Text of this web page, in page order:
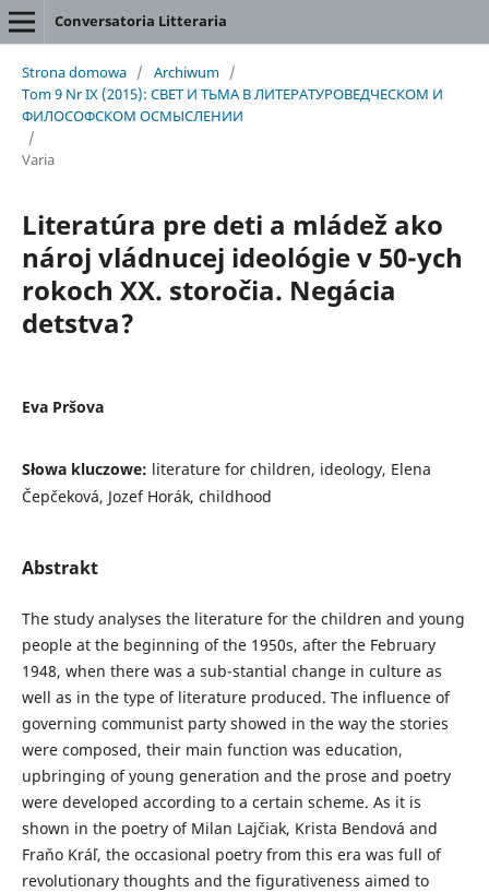
Conversatoria Litteraria
Strona domowa / Archiwum /
Tom 9 Nr IX (2015): СВЕТ И ТЬМА В ЛИТЕРАТУРОВЕДЧЕСКОМ И
ФИЛОСОФСКОМ ОСМЫСЛЕНИИ
/
Varia
Literatúra pre deti a mládež ako
nároj vládnucej ideológie v 50-ych
rokoch XX. storočia. Negácia
detstva?
Eva Pršova
Słowa kluczowe: literature for children, ideology, Elena
Čepčeková, Jozef Horák, childhood
Abstrakt
The study analyses the literature for the children and young
people at the beginning of the 1950s, after the February
1948, when there was a sub-stantial change in culture as
well as in the type of literature produced. The influence of
governing communist party showed in the way the stories
were composed, their main function was education,
upbringing of young generation and the prose and poetry
were developed according to a certain scheme. As it is
shown in the poetry of Milan Lajčiak, Krista Bendová and
Fraňo Kráľ, the occasional poetry from this era was full of
revolutionary thoughts and the figurativeness aimed to